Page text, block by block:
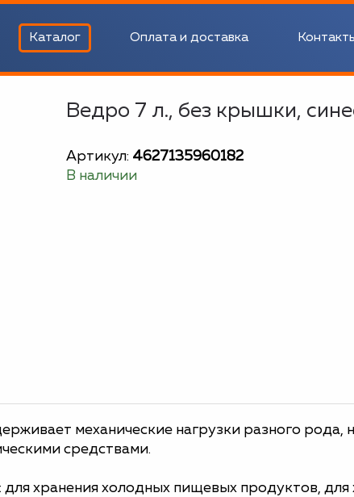
Каталог Оплата и доставка
Ведро 7 л., без крышки,
Артикул: 4627135960182
В наличии
механические нагрузки разного рода,
средствами.
хранения холодных пищевых продуктов,